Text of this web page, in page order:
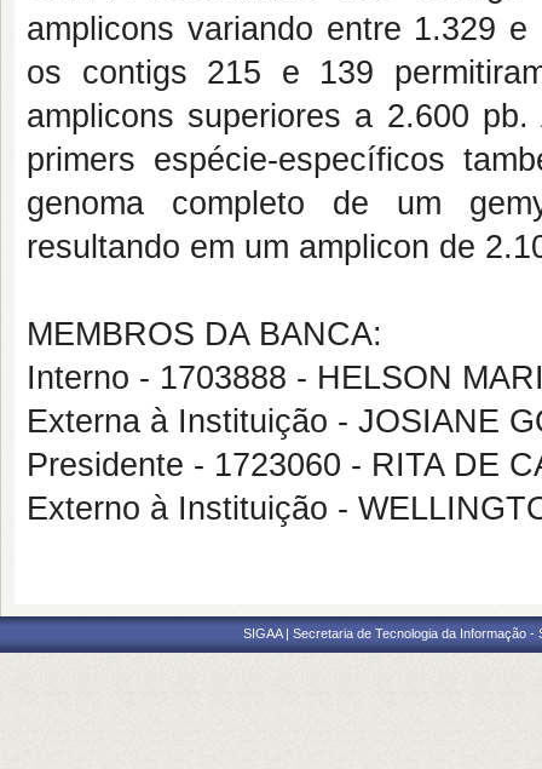
amplicons variando entre 1.329
os contigs 215 e 139
amplicons superiores a 2.600
primers espécie-específicos
genoma completo de um
resultando em um amplicon de
MEMBROS DA BANCA:
Interno - 1703888 - HELSON
Externa à Instituição - JOSIANE
Presidente - 1723060 - RITA DE
Externo à Instituição -
SIGAA | Secretaria de Tecnologia da Informação